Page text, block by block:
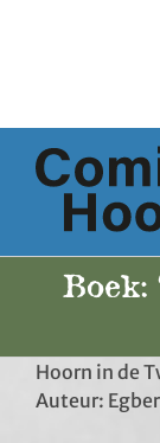
HomeBoek:
Hoorn in de
Auteur: